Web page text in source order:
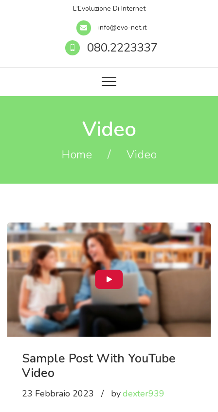
L'Evoluzione Di Internet
info@evo-net.it
080.2223337
Video
Home / Video
Sample Post With YouTube
Video
23 Febbraio 2023 bydexter939